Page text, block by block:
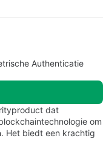
Authenticatie
dat
om
Het biedt een krachtig